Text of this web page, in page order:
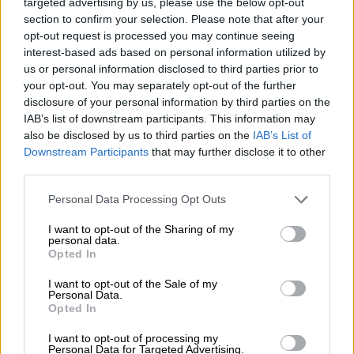
section to confirm your selection. Please note that after your
opt-out request is processed you may continue seeing
interest-based ads based on personal information utilized by
us or personal information disclosed to third parties prior to
your opt-out. You may separately opt-out of the further
disclosure of your personal information by third parties on the
IAB’s list of downstream participants. This information may
also be disclosed by us to third parties on the IAB’s List of
Downstream Participants that may further disclose it to other
Please note that this website/app uses one or more Google
not limited to your visit or usage behaviour. You may click to
grant or deny consent to Google and its third-party tags to
use your data for below specified purposes in below Google
consent section.
Personal Data Processing Opt Outs
I want to opt-out of the Sharing of my
personal data.
Opted In
I want to opt-out of the Sale of my
Personal Data.
Opted In
I want to opt-out of processing my
Personal Data for Targeted Advertising.
την οποία ουδέποτε ανέµενα, τα ανέτρεψε
όλα».
Αν και η µορφή εξουσίας του είχε επιρροές
από τον γερµανικό ναζισµό και πρώτιστα
από τον φασισµό της Ιταλίας, ουδέποτε
ταυτίστηκε πλήρως µε κάποια από τις δύο
ιδεολογίες.
Πεθαίνουν έξι πρωθυπουργοί!
Στις 31 Ιανουαρίου 1936 πεθαίνει ο
Γεώργιος
Βενιζέλος, στις 13 Απριλίου ο
Κωνσταντίνος Δεµερτζής
Παναγής Τσαλδάρηςκαι λίγο αργότερα µέσα
στο ίδιο έτος ο
και ο
πρώην πρωθυπουργοί αφήνουν την